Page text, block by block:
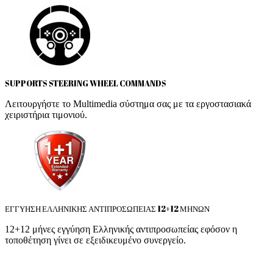
SUPPORTS STEERING WHEEL COMMANDS
Λειτουργήστε το Multimedia σύστημα σας με τα εργοστασιακά
χειριστήρια τιμονιού.
ΕΓΓΥΗΣΗ ΕΛΛΗΝΙΚΗΣ ΑΝΤΙΠΡΟΣΩΠΕΙΑΣ 12+12 ΜΗΝΩΝ
12+12 μήνες εγγύηση Ελληνικής αντιπροσωπείας εφόσον η
τοποθέτηση γίνει σε εξειδικευμένο συνεργείο.